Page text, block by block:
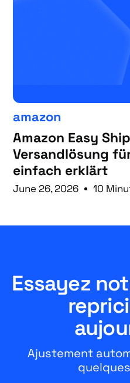
amazon
Amazon Easy
Versandlösung
einfach erklärt
June 26, 2026 10
Essayez
Ajustement